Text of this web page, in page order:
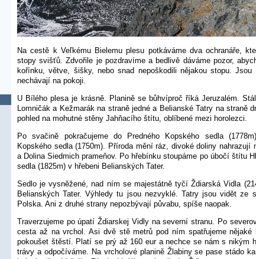
Na cestě k Veľkému Bielemu plesu potkáváme dva ochranáře,
stopy svišťů. Zdvořile je pozdravíme a bedlivě dáváme pozor,
kořínku, větve, šišky, nebo snad nepoškodili nějakou stopu.
nechávají na pokoji.
U Bílého plesa je krásně. Planině se bůhvíproč říká Jeruzalém.
Lomničák a Kežmarák na straně jedné a Belianské Tatry na straně
pohled na mohutné stěny Jahňacího štítu, oblíbené mezi horolezci.
Po svačině pokračujeme do Predného Kopského sedla
Kopského sedla (1750m). Příroda mění ráz, divoké doliny nahrazují
a Dolina Siedmich prameňov. Po hřebínku stoupáme po úbočí štítu
sedla (1825m) v hřebeni Belianských Tater.
Sedlo je vysněžené, nad ním se majestátně tyčí Ždiarská Vidla
Belianských Tater. Výhledy tu jsou nezvyklé. Tatry jsou vidět ze
Polska. Ani z druhé strany nepozbývají půvabu, spíše naopak.
Traverzujeme po úpatí Ždiarskej Vidly na severní stranu. Po
cesta až na vrchol. Asi dvě stě metrů pod ním spatřujeme
pokoušet štěstí. Platí se prý až 160 eur a nechce se nám s nikým
trávy a odpočíváme. Na vrcholové planině Žlabiny se pase stádo